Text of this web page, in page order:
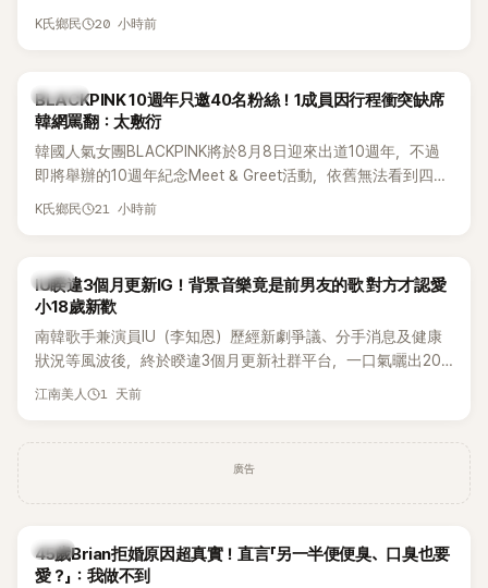
照，親自宣布即將步入婚姻，消息曝光後讓不少曾追看節目的
K氏鄉民 20 小時前
K-POP
BLACKPINK 10週年只邀40名粉絲！1成員因行程衝突缺席
韓網罵翻：太敷衍
韓國人氣女團BLACKPINK將於8月8日迎來出道10週年，不過
即將舉辦的10週年紀念Meet & Greet活動，依舊無法看到四人
合體。根據韓媒《MyDaily》7日報導，當天將由Jisoo（智秀）、
K氏鄉民 21 小時前
韓星
IU睽違3個月更新IG！背景音樂竟是前男友的歌 對方才認愛
小18歲新歡
南韓歌手兼演員IU（李知恩）歷經新劇爭議、分手消息及健康
狀況等風波後，終於睽違3個月更新社群平台，一口氣曬出20
張近況照，讓大批粉絲又驚又喜。不過，比起照片本身，更引
江南美人 1 天前
廣告
韓星
45歲Brian拒婚原因超真實！直言「另一半便便臭、口臭也要
愛？」：我做不到